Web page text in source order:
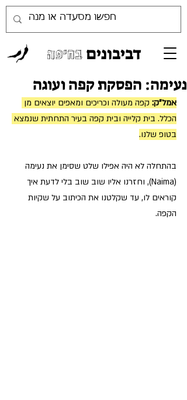
דביבוניםבחיפה
נעימה: הפסקת קפה ועוגה
אמל"ק: קפה מעולה וכריכים ומאפים יוצאים מן
הכלל. בית קלייה ובית קפה בעיר התחתית שנמצא
בטופ שלנו.
בהתחלה לא היה אפילו שלט שסימן את נעימה
(Naima), וחזרנו אליו שוב שוב בלי לדעת איך
קוראים לו, עד שקלטנו את הכיתוב על שקיות
הקפה.